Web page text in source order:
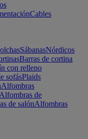
Cables
SábanasNórdicos
Barras de cortina
con relleno
sofásPlaids
Alfombras
Alfombras de
de salónAlfombras